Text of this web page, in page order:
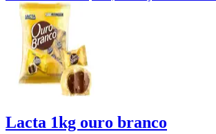
Lacta 1kg ouro branco